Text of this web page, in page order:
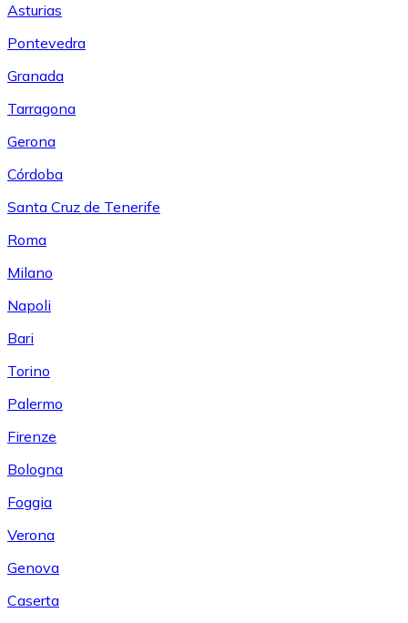
Asturias
Pontevedra
Granada
Tarragona
Gerona
Córdoba
Santa Cruz de Tenerife
Roma
Milano
Napoli
Bari
Torino
Palermo
Firenze
Bologna
Foggia
Verona
Genova
Caserta